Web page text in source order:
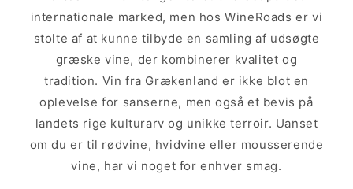
internationale marked, men hos WineRoads er vi
stolte af at kunne tilbyde en samling af udsøgte
græske vine, der kombinerer kvalitet og
tradition. Vin fra Grækenland er ikke blot en
oplevelse for sanserne, men også et bevis på
landets rige kulturarv og unikke terroir. Uanset
om du er til rødvine, hvidvine eller mousserende
vine, har vi noget for enhver smag.